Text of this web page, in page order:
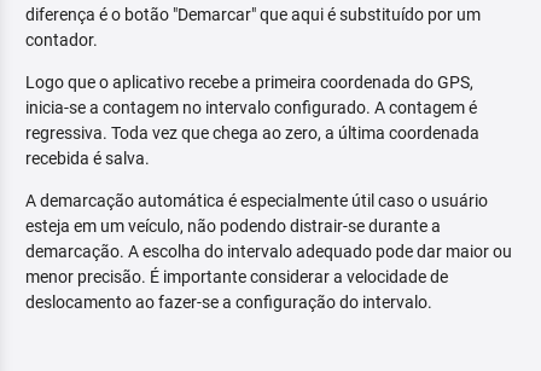
diferença é o botão "Demarcar" que aqui é substituído por um
contador.
Logo que o aplicativo recebe a primeira coordenada do GPS,
inicia-se a contagem no intervalo configurado. A contagem é
regressiva. Toda vez que chega ao zero, a última coordenada
recebida é salva.
A demarcação automática é especialmente útil caso o usuário
esteja em um veículo, não podendo distrair-se durante a
demarcação. A escolha do intervalo adequado pode dar maior ou
menor precisão. É importante considerar a velocidade de
deslocamento ao fazer-se a configuração do intervalo.